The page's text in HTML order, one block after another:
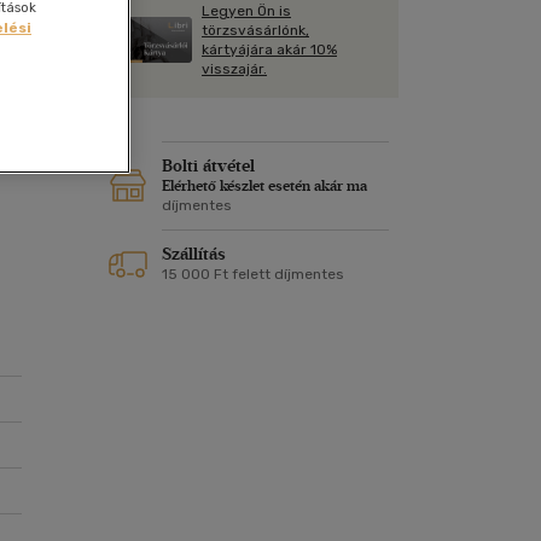
Kártya
Képeslap
Naptár
Legyen Ön is
törzsvásárlónk,
kártyájára akár 10%
visszajár.
Bolti átvétel
Elérhető készlet esetén akár ma
díjmentes
Szállítás
15 000 Ft felett díjmentes